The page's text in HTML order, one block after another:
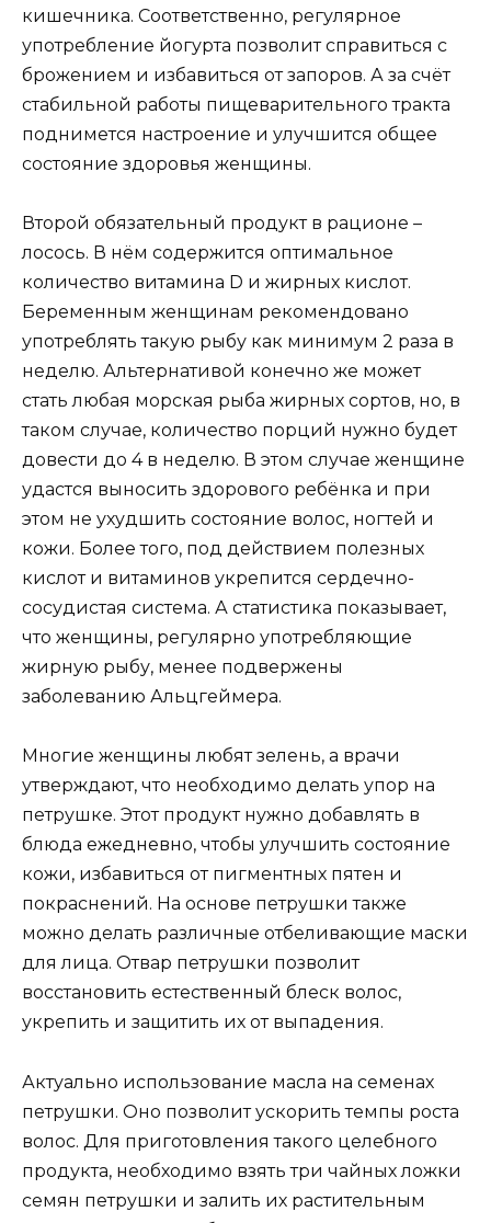
кишечника. Соответственно, регулярное
употребление йогурта позволит справиться с
брожением и избавиться от запоров. А за счёт
стабильной работы пищеварительного тракта
поднимется настроение и улучшится общее
состояние здоровья женщины.
Второй обязательный продукт в рационе –
лосось. В нём содержится оптимальное
количество витамина D и жирных кислот.
Беременным женщинам рекомендовано
употреблять такую рыбу как минимум 2 раза в
неделю. Альтернативой конечно же может
стать любая морская рыба жирных сортов, но, в
таком случае, количество порций нужно будет
довести до 4 в неделю. В этом случае женщине
удастся выносить здорового ребёнка и при
этом не ухудшить состояние волос, ногтей и
кожи. Более того, под действием полезных
кислот и витаминов укрепится сердечно-
сосудистая система. А статистика показывает,
что женщины, регулярно употребляющие
жирную рыбу, менее подвержены
заболеванию Альцгеймера.
Многие женщины любят зелень, а врачи
утверждают, что необходимо делать упор на
петрушке. Этот продукт нужно добавлять в
блюда ежедневно, чтобы улучшить состояние
кожи, избавиться от пигментных пятен и
покраснений. На основе петрушки также
можно делать различные отбеливающие маски
для лица. Отвар петрушки позволит
восстановить естественный блеск волос,
укрепить и защитить их от выпадения.
Актуально использование масла на семенах
петрушки. Оно позволит ускорить темпы роста
волос. Для приготовления такого целебного
продукта, необходимо взять три чайных ложки
семян петрушки и залить их растительным